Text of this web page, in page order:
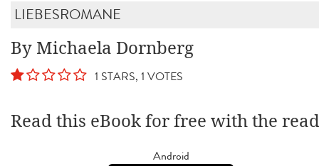
LIEBESROMANE
By Michaela Dornberg
1 STARS, 1 VOTES
Read this eBook for free with the
Android